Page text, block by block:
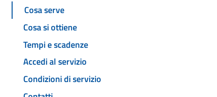
Cosa serve
Cosa si ottiene
Tempi e scadenze
Accedi al servizio
Condizioni di servizio